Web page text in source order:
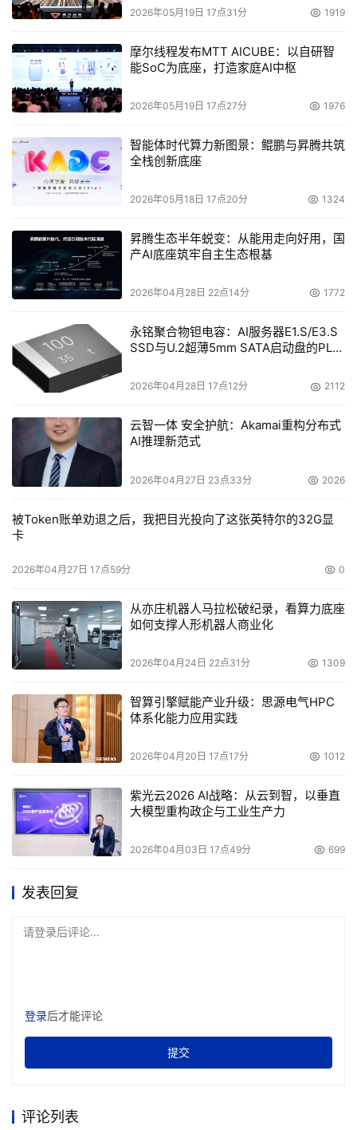
是重大的承诺，也是DMG有志做好的一项工作，因为这项
DoSTOR：两家公司在美国的合并已经完成，在其他地
区的合并仍在进行中，请问在中国的合并是否已经完成？
薛耀昆：我们现在在中国已经是一家公司，是一家人。我
们对外的名片、名称已经统一，StorageTek已经是SUN的
一个品牌。在中国，我们一直按SUN总部的要求在推进合并
需要继续。
Sun公司中国区总经理薛耀昆
DoSTOR：合并在全球有最后的时间表吗？
Brian：从全球的角度讲，合并过程还面临一些挑战。例
如，在法国和德国，由于当地法律的要求，使收购公司后的
合并的过程非常复杂，因此在这样的地方，完成合并会需要
加，公司需要搬到新的办公场所。在另外一些地方，我们还
需要考虑并购后的公司在当地的成长。如果法律方面的手续
顺利，在大中华地区，我们的目标是期望到明年1月完成运
营层面的合并；至于人事方面的合并，我们目前已经完成。
Sun公司大中国区数据管理事业部（DMG）总经理Brian
关于DMG
2026年05月19日 17点31分 1919
摩尔线程发布MTT AICUBE：以自研智
能SoC为底座，打造家庭AI中枢
2026年05月19日 17点27分 1976
智能体时代算力新图景：鲲鹏与昇腾共筑
全栈创新底座
2026年05月18日 17点20分 1324
昇腾生态半年蜕变：从能用走向好用，国
产AI底座筑牢自主生态根基
2026年04月28日 22点14分 1772
永铭聚合物钽电容：AI服务器E1.S/E3.S
SSD与U.2超薄5mm SATA启动盘的PLP
2026年04月28日 17点12分 2112
云智一体 安全护航：Akamai重构分布式
AI推理新范式
2026年04月27日 23点33分 2026
被Token账单劝退之后，我把目光投向了这张英特尔的32G显
卡
2026年04月27日 17点59分 0
从亦庄机器人马拉松破纪录，看算力底座
如何支撑人形机器人商业化
2026年04月24日 22点31分 1309
智算引擎赋能产业升级：思源电气HPC
体系化能力应用实践
2026年04月20日 17点17分 1012
紫光云2026 AI战略：从云到智，以垂直
大模型重构政企与工业生产力
2026年04月03日 17点49分 699
发表回复
请登录后评论...
登录后才能评论
提交
评论列表